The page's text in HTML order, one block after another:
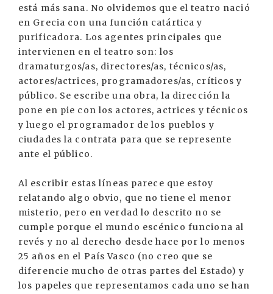
está más sana. No olvidemos que el teatro nació
en Grecia con una función catártica y
purificadora. Los agentes principales que
intervienen en el teatro son: los
dramaturgos/as, directores/as, técnicos/as,
actores/actrices, programadores/as, críticos y
público. Se escribe una obra, la dirección la
pone en pie con los actores, actrices y técnicos
y luego el programador de los pueblos y
ciudades la contrata para que se represente
ante el público.
Al escribir estas líneas parece que estoy
relatando algo obvio, que no tiene el menor
misterio, pero en verdad lo descrito no se
cumple porque el mundo escénico funciona al
revés y no al derecho desde hace por lo menos
25 años en el País Vasco (no creo que se
diferencie mucho de otras partes del Estado) y
los papeles que representamos cada uno se han